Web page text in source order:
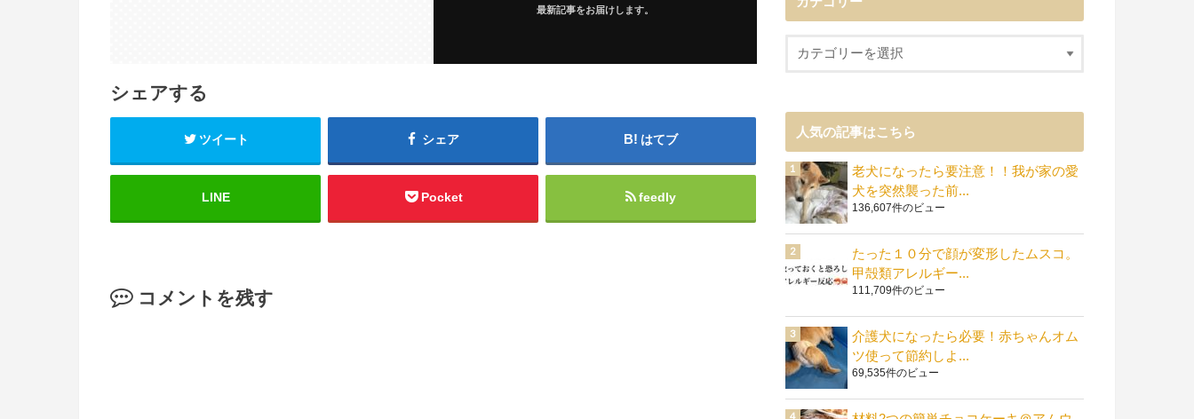
最新記事をお届けします。
シェアする
ツイート シェア はてブ
LINE Pocket feedly
コメントを残す
人気の記事はこちら
老犬になったら要注意！！我が家の愛
犬を突然襲った前...
136,607件のビュー
たった１０分で顔が変形したムスコ。
甲殻類アレルギー...
111,709件のビュー
介護犬になったら必要！赤ちゃんオム
ツ使って節約しよ...
69,535件のビュー